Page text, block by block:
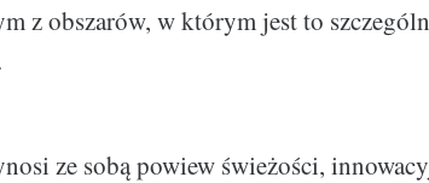
z obszarów, w którym jest to
ze sobą powiew świeżości,